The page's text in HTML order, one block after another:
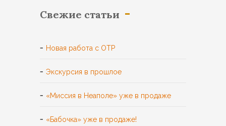
Свежие статьи
Новая работа с ОТР
Экскурсия в прошлое
«Миссия в Неаполе» уже в продаже
«Бабочка» уже в продаже!